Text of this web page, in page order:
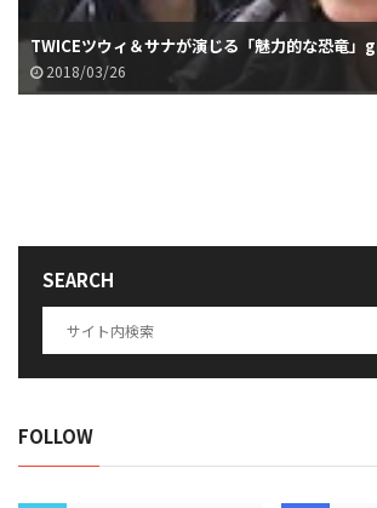
TWICEツウィ＆サナが演じる「魅力的な恐竜」
2018/03/26
SEARCH
FOLLOW